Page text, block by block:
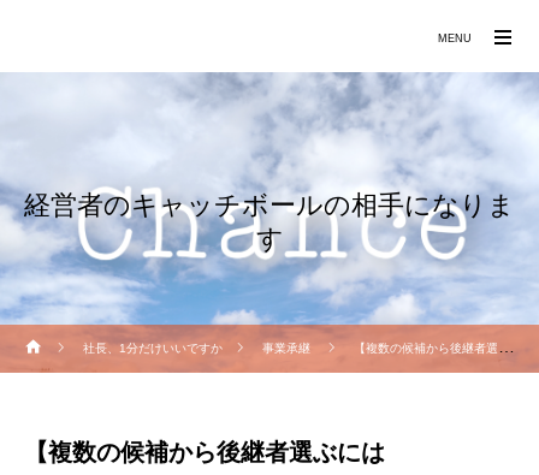
経営者のキャッチボールの相手になりま
す
社長、1分だけいいですか 事業承継 【複数の候補から後継者選ぶには（No180）】
【複数の候補から後継者選ぶには
MENU